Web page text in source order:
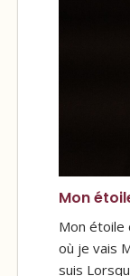
Mon
Mon étoile
où je vais
suis